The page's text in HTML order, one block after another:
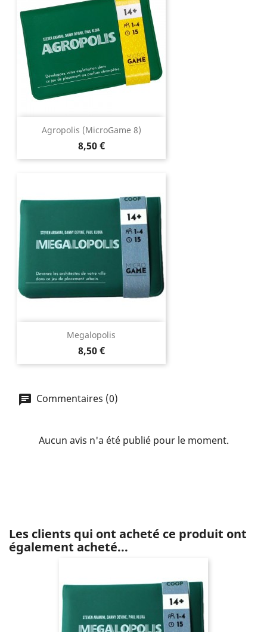
Agropolis (MicroGame 8)
Prix
8,50 €
Megalopolis
Prix
8,50 €
Commentaires (0)
Aucun avis n'a été publié pour le moment.
Les clients qui ont acheté ce produit ont
également acheté...